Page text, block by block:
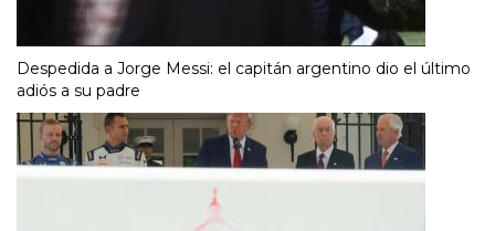
Despedida a Jorge Messi: el capitán argentino dio el último
adiós a su padre